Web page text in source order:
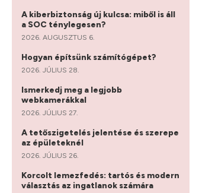
A kiberbiztonság új kulcsa: miből is áll
a SOC ténylegesen?
2026. AUGUSZTUS 6.
Hogyan építsünk számítógépet?
2026. JÚLIUS 28.
Ismerkedj meg a legjobb
webkamerákkal
2026. JÚLIUS 27.
A tetőszigetelés jelentése és szerepe
az épületeknél
2026. JÚLIUS 26.
Korcolt lemezfedés: tartós és modern
választás az ingatlanok számára